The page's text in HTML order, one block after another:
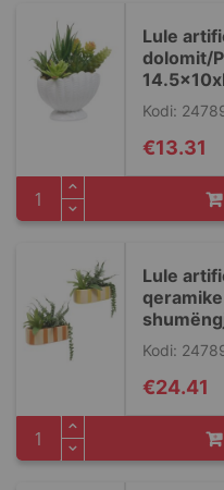
Lule
dolomit/
Kodi:
€13.31
Lule
Kodi:
€24.41